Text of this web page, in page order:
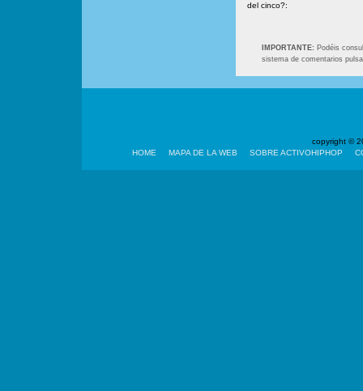
del cinco?:
IMPORTANTE: Podéis
sistema de comentarios
copyright ©
HOME
MAPA DE LA WEB SOBRE ACTIVOHIPHOP